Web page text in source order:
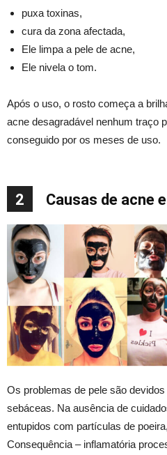
puxa toxinas,
cura da zona afectada,
Ele limpa a pele de acne,
Ele nivela o tom.
Após o uso, o rosto começa a
acne desagradável nenhum traço
conseguido por os meses de uso.
2 Causas de acne
Os problemas de pele são
sebáceas. Na ausência de
entupidos com partículas de
Consequência – inflamatória